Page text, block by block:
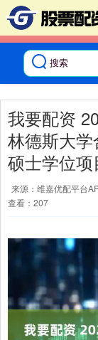
我要配资
林德斯大
硕士学位
来源：维嘉优配平台
查看：207